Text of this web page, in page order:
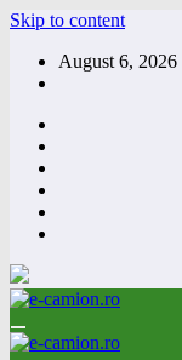
Skip to content
August 6, 2026